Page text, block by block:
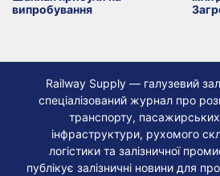
випробування
Railway Supply — галузевий
спеціалізований журнал про
транспорту,
інфраструктури, рухомого
логістики та залізничної
публікує залізничні новини для